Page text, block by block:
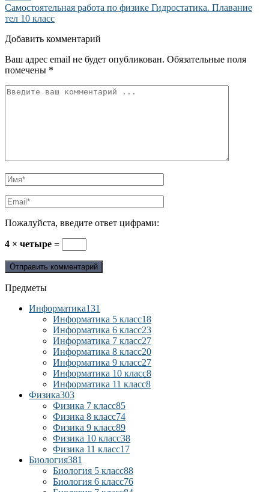
Самостоятельная работа по физике Гидростатика. Плавание
тел 10 класс
Добавить комментарий
Ваш адрес email не будет опубликован. Обязательные поля
помечены *
Пожалуйста, введите ответ цифрами:
4 × четыре =
Предметы
Информатика131
Информатика 5 класс18
Информатика 6 класс23
Информатика 7 класс27
Информатика 8 класс20
Информатика 9 класс27
Информатика 10 класс8
Информатика 11 класс8
Физика303
Физика 7 класс85
Физика 8 класс74
Физика 9 класс89
Физика 10 класс38
Физика 11 класс17
Биология381
Биология 5 класс88
Биология 6 класс76